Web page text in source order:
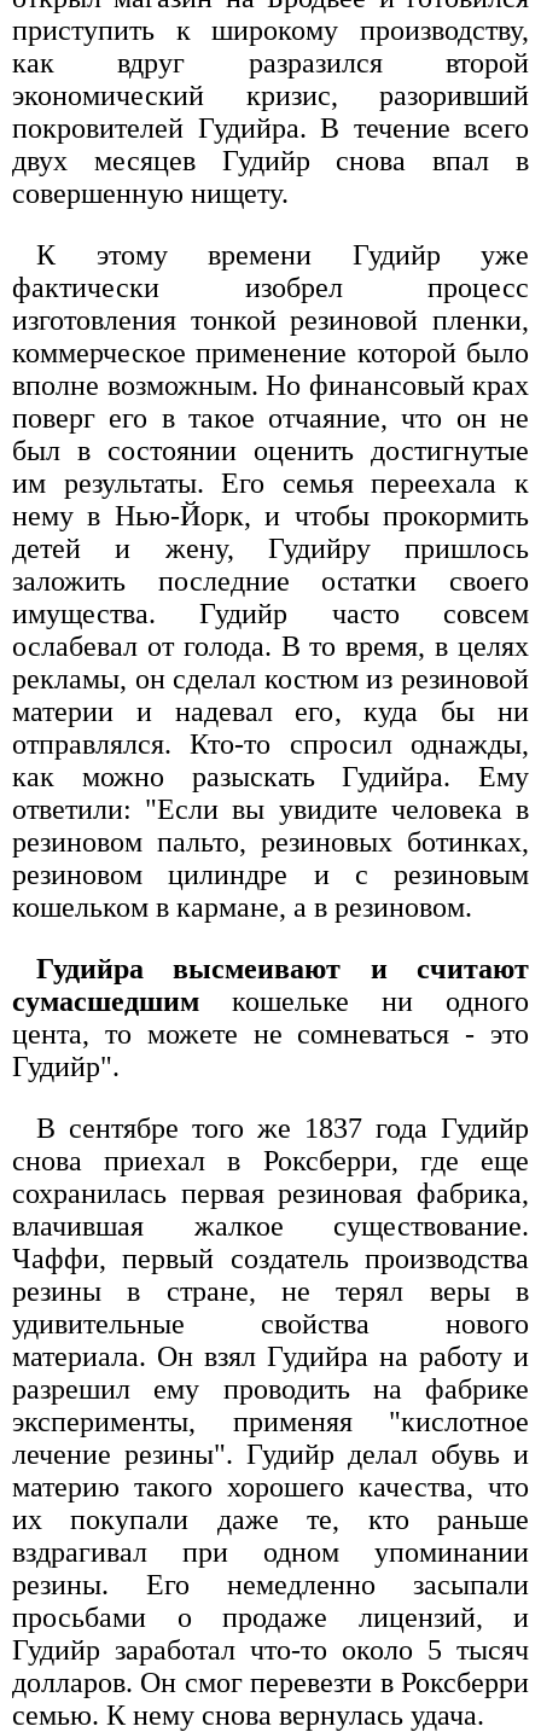
приступить к широкому производству,
как вдруг разразился второй
экономический кризис, разоривший
покровителей Гудийра. В течение всего
двух месяцев Гудийр снова впал в
совершенную нищету.
К этому времени Гудийр уже
фактически изобрел процесс
изготовления тонкой резиновой пленки,
коммерческое применение которой было
вполне возможным. Но финансовый крах
поверг его в такое отчаяние, что он не
был в состоянии оценить достигнутые
им результаты. Его семья переехала к
нему в Нью-Йорк, и чтобы прокормить
детей и жену, Гудийру пришлось
заложить последние остатки своего
имущества. Гудийр часто совсем
ослабевал от голода. В то время, в целях
рекламы, он сделал костюм из резиновой
материи и надевал его, куда бы ни
отправлялся. Кто-то спросил однажды,
как можно разыскать Гудийра. Ему
ответили: "Если вы увидите человека в
резиновом пальто, резиновых ботинках,
резиновом цилиндре и с резиновым
кошельком в кармане, а в резиновом.
Гудийра высмеивают и считают
сумасшедшим кошельке ни одного
цента, то можете не сомневаться - это
Гудийр".
В сентябре того же 1837 года Гудийр
снова приехал в Роксберри, где еще
сохранилась первая резиновая фабрика,
влачившая жалкое существование.
Чаффи, первый создатель производства
резины в стране, не терял веры в
удивительные свойства нового
материала. Он взял Гудийра на работу и
разрешил ему проводить на фабрике
эксперименты, применяя "кислотное
лечение резины". Гудийр делал обувь и
материю такого хорошего качества, что
их покупали даже те, кто раньше
вздрагивал при одном упоминании
резины. Его немедленно засыпали
просьбами о продаже лицензий, и
Гудийр заработал что-то около 5 тысяч
долларов. Он смог перевезти в Роксберри
семью. К нему снова вернулась удача.